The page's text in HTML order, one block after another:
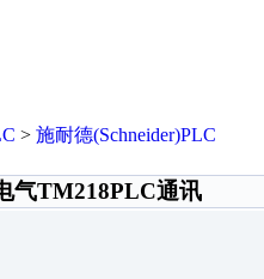
> 施耐德(Schneider)PLC
气TM218PLC通讯